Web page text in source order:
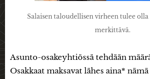
Salaisen taloudellisen virheen tulee
merkittävä.
Asunto-osakeyhtiössä tehdään
Osakkaat maksavat lähes aina*